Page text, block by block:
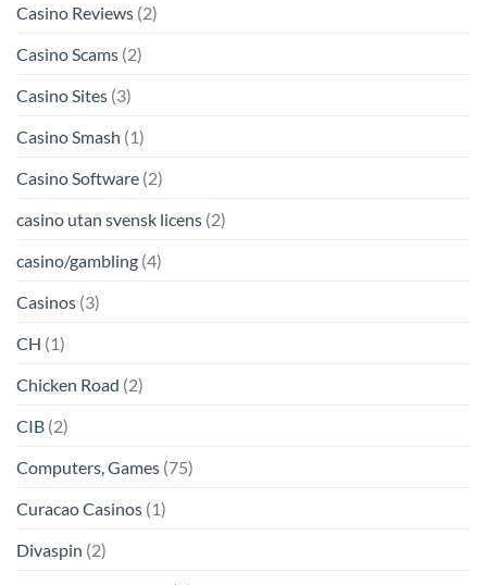
Casino Reviews (2)
Casino Scams (2)
Casino Sites (3)
Casino Smash (1)
Casino Software (2)
casino utan svensk licens (2)
casino/gambling (4)
Casinos (3)
CH (1)
Chicken Road (2)
CIB (2)
Computers, Games (75)
Curacao Casinos (1)
Divaspin (2)